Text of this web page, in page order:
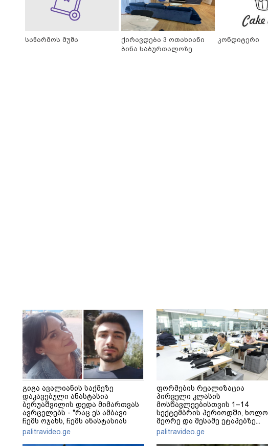
საწარმოს მუშა
ქირავდება 3 ოთახიანი
ბინა საბურთალოზე
კონდიტერი
გიგა ავალიანის საქმეზე
დაკავებული ანასტასია
ბერუაშვილის დედა მიმართვას
ავრცელებს - "რაც ეს ამბავი
ჩემს ოჯახს, ჩემს ანასტასიას
გადახდა თავს, მის მერე მე მე
არ ვარ"
palitravideo.ge
ფორმების რეალიზაცია
პირველი კლასის
მოსწავლეებისთვის 1–14
სექტემბრის პერიოდში, ხოლო
მეორე და მესამე ეტაპებზე...
palitravideo.ge